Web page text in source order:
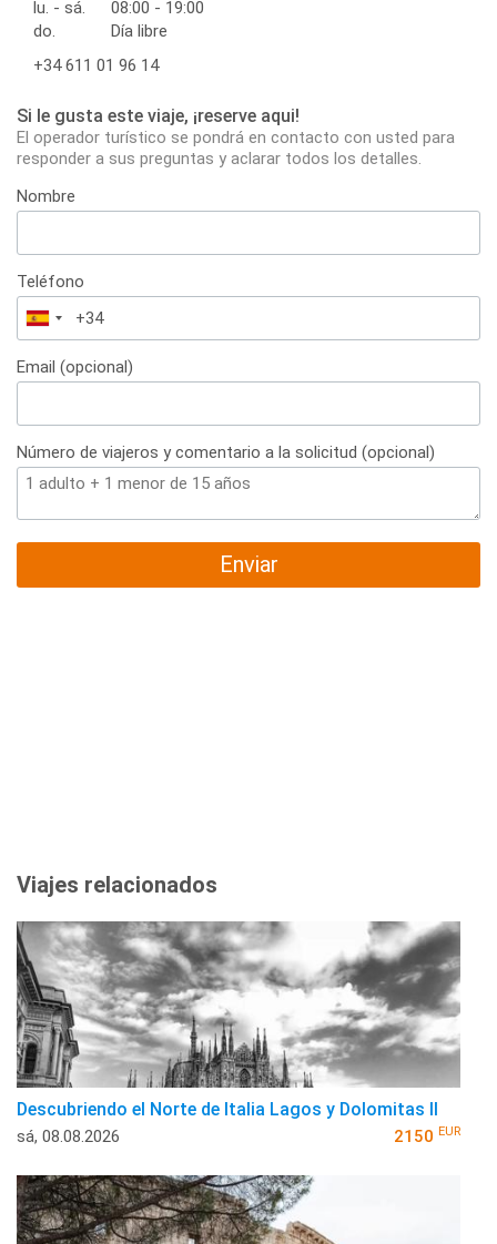
lu. - sá.
08:00 - 19:00
do.
Día libre
+34 611 01 96 14
Si le gusta este viaje, ¡reserve aqui!
El operador turístico se pondrá en contacto con usted para
responder a sus preguntas y aclarar todos los detalles.
Nombre
Teléfono
España
+34
Email (opcional)
Número de viajeros y comentario a la solicitud (opcional)
Enviar
Viajes relacionados
Descubriendo el Norte de Italia Lagos y Dolomitas II
sá, 08.08.2026 2150 EUR